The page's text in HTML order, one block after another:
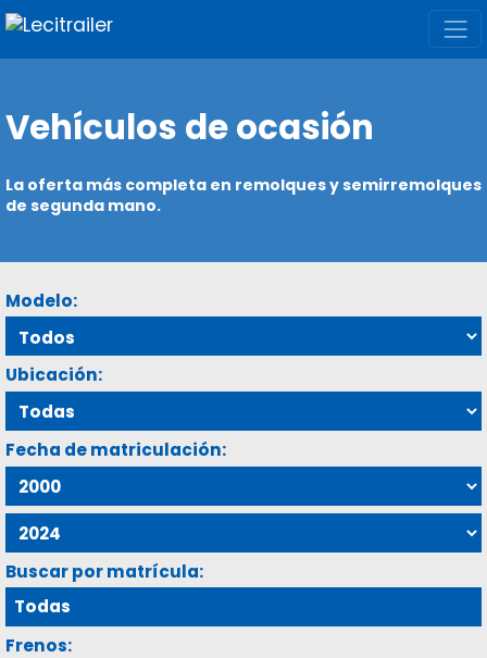
Vehículos de ocasión
La oferta más completa en remolques y semirremolques
de segunda mano.
Modelo:
Ubicación:
Fecha de matriculación:
Buscar por matrícula:
Frenos: